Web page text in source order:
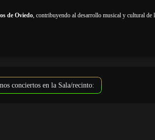
de Oviedo, contribuyendo al desarrollo musical y cultural
conciertos en la Sala/recinto: